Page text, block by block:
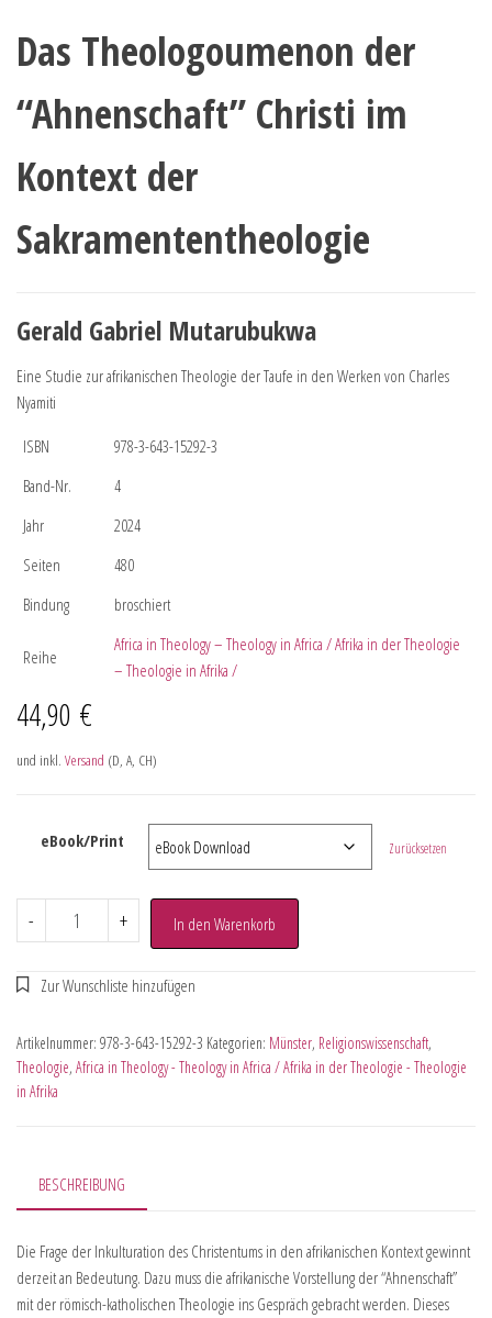
Das Theologoumenon der
“Ahnenschaft” Christi im
Kontext der
Sakramententheologie
Gerald Gabriel Mutarubukwa
Eine Studie zur afrikanischen Theologie der Taufe in den Werken von Charles
Nyamiti
ISBN
978-3-643-15292-3
Band-Nr.
4
Jahr
2024
Seiten
480
Bindung
broschiert
Reihe
Africa in Theology – Theology in Africa / Afrika in der Theologie
– Theologie in Afrika /
44,90 €
und inkl. Versand (D, A, CH)
eBook/Print Zurücksetzen
- + In den Warenkorb
Artikelnummer: 978-3-643-15292-3 Kategorien: Münster, Religionswissenschaft,
Theologie, Africa in Theology - Theology in Africa / Afrika in der Theologie - Theologie
in Afrika
BESCHREIBUNG
Die Frage der Inkulturation des Christentums in den afrikanischen Kontext gewinnt
derzeit an Bedeutung. Dazu muss die afrikanische Vorstellung der “Ahnenschaft”
mit der römisch-katholischen Theologie ins Gespräch gebracht werden. Dieses